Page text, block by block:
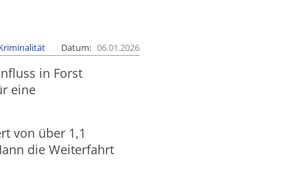
Datum 06.01.2026
in Forst
eine
von über 1,1
die Weiterfahrt